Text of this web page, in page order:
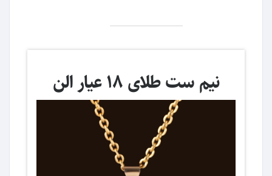
نیم ست طلای 18 عیار الن